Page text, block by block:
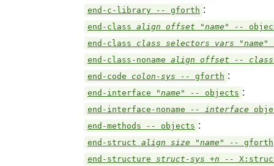
end-c-library -- gforth :
end-class align offset "name" --
end-class class selectors vars
end-class-noname align offset --
end-code colon-sys -- gforth :
end-interface "name" -- objects :
end-interface-noname -- interface
end-methods
-- objects :
end-struct align size "name" -- gforth
end-structure struct-sys +n --